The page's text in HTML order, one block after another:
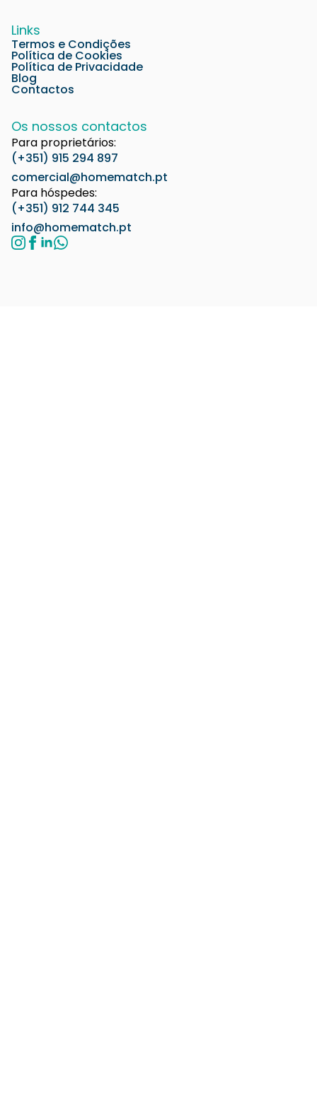
Links
Termos e Condições
Política de Cookies
Política de Privacidade
Blog
Contactos
Os nossos contactos
Para proprietários:
(+351) 915 294 897
comercial@homematch.pt
Para hóspedes:
(+351) 912 744 345
info@homematch.pt